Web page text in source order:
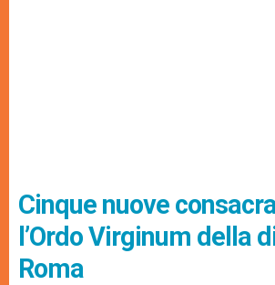
Cinque nuove
l’Ordo Virginum della
Roma